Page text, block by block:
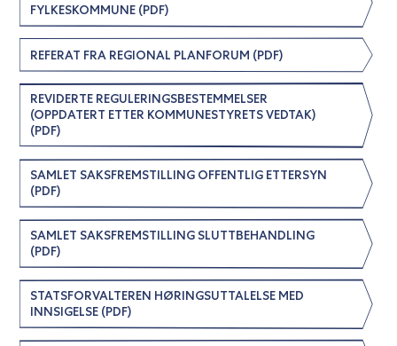
FYLKESKOMMUNE (PDF)
REFERAT FRA REGIONAL PLANFORUM (PDF)
REVIDERTE REGULERINGSBESTEMMELSER
(OPPDATERT ETTER KOMMUNESTYRETS VEDTAK)
(PDF)
SAMLET SAKSFREMSTILLING OFFENTLIG ETTERSYN
(PDF)
SAMLET SAKSFREMSTILLING SLUTTBEHANDLING
(PDF)
STATSFORVALTEREN HØRINGSUTTALELSE MED
INNSIGELSE (PDF)